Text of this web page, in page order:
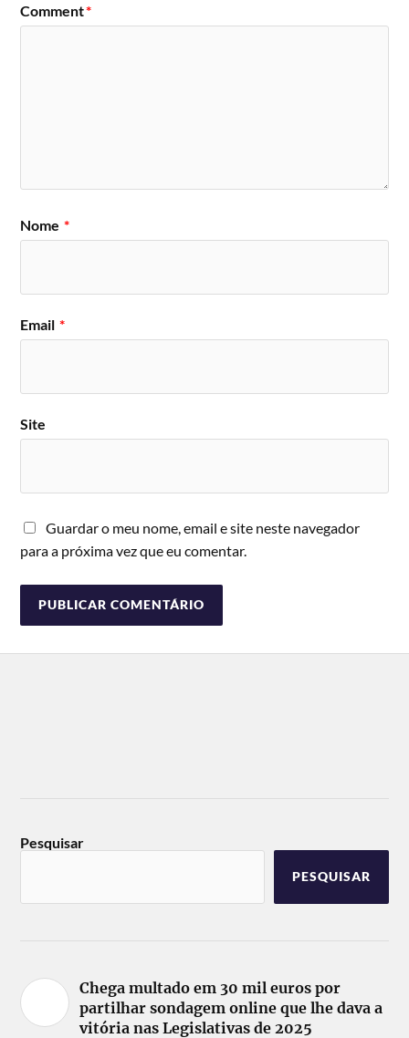
Comment*
Nome *
Email *
Site
Guardar o meu nome, email e site neste navegador
para a próxima vez que eu comentar.
Pesquisar
PESQUISAR
Chega multado em 30 mil euros por
partilhar sondagem online que lhe dava a
vitória nas Legislativas de 2025